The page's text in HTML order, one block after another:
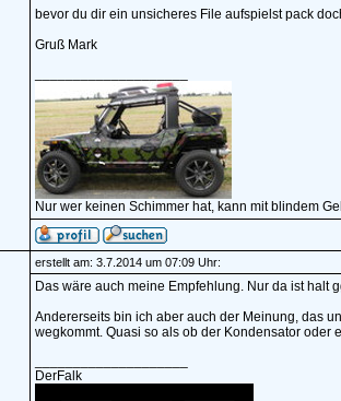
bevor du dir ein unsicheres File aufspielst pack
Gruß Mark
Nur wer keinen Schimmer hat, kann mit blindem
erstellt am: 3.7.2014 um 07:09 Uhr:
Das wäre auch meine Empfehlung. Nur da ist halt
Andererseits bin ich aber auch der Meinung, das
wegkommt. Quasi so als ob der Kondensator oder
DerFalk